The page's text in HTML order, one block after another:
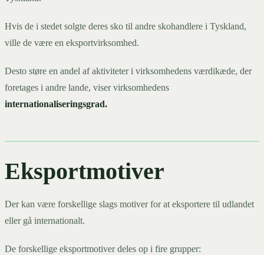
Hvis de i stedet solgte deres sko til andre skohandlere i Tyskland,
ville de være en eksportvirksomhed.
Desto støre en andel af aktiviteter i virksomhedens værdikæde, der
foretages i andre lande, viser virksomhedens
internationaliseringsgrad.
Eksportmotiver
Der kan være forskellige slags motiver for at eksportere til udlandet
eller gå internationalt.
De forskellige eksportmotiver deles op i fire grupper: